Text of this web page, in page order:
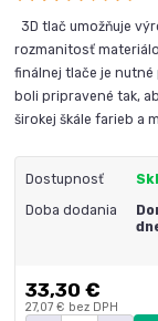
3D tlač umožňuje
rozmanitosť
finálnej tlače je nutné
boli pripravené tak,
širokej škále farieb a
Dostupnosť
Doba dodania
33,30 €
27,07 € bez DPH